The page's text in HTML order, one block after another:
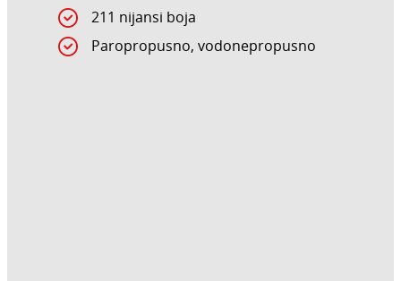
211 nijansi boja
Paropropusno, vodonepropusno